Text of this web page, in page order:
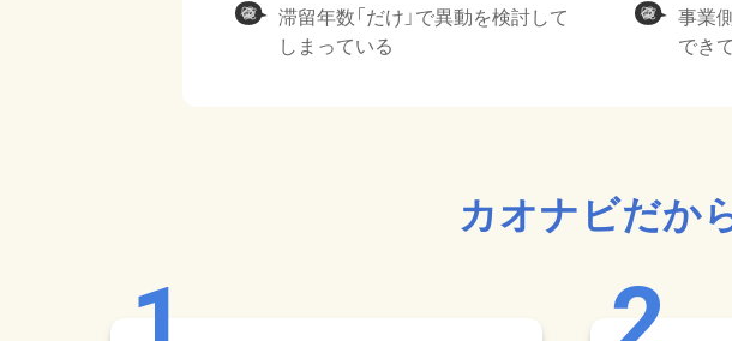
滞留年数「だけ」で異動を検討して
しまっている
事業
でき
カオナビだか